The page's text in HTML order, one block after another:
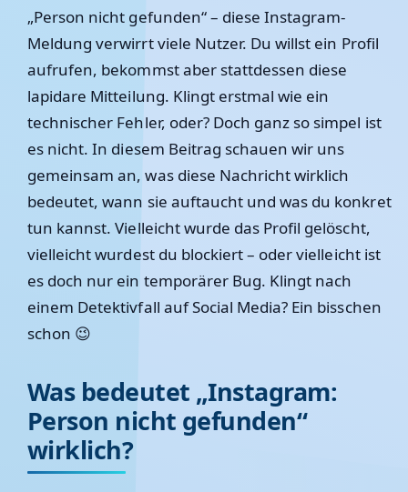
„Person nicht gefunden“ – diese Instagram-
Meldung verwirrt viele Nutzer. Du willst ein Profil
aufrufen, bekommst aber stattdessen diese
lapidare Mitteilung. Klingt erstmal wie ein
technischer Fehler, oder? Doch ganz so simpel ist
es nicht. In diesem Beitrag schauen wir uns
gemeinsam an, was diese Nachricht wirklich
bedeutet, wann sie auftaucht und was du konkret
tun kannst. Vielleicht wurde das Profil gelöscht,
vielleicht wurdest du blockiert – oder vielleicht ist
es doch nur ein temporärer Bug. Klingt nach
einem Detektivfall auf Social Media? Ein bisschen
schon 😉
Was bedeutet „Instagram:
Person nicht gefunden“
wirklich?